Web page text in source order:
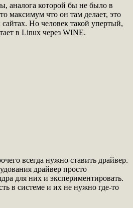
аналога которой бы не было в
максимум что он там делает, это
Но человек такой упертый,
в Linux через WINE.
всегда нужно ставить драйвер.
драйвер просто
для них и экспериментировать.
в системе и их не нужно где-то